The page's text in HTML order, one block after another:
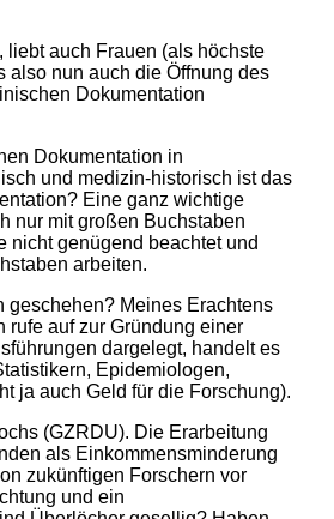
liebt auch Frauen (als höchste
also nun auch die Öffnung des
Dokumentation
Dokumentation in
und medizin-historisch ist das
Eine ganz wichtige
nur mit großen Buchstaben
nicht genügend beachtet und
arbeiten.
geschehen? Meines Erachtens
rufe auf zur Gründung einer
dargelegt, handelt es
Epidemiologen,
ja auch Geld für die Forschung).
(GZRDU). Die Erarbeitung
als Einkommensminderung
zukünftigen Forschern vor
und ein